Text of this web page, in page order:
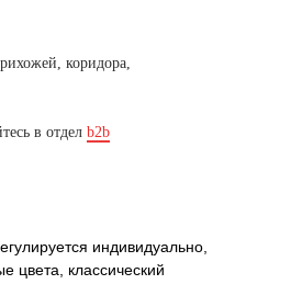
коридора,
в отдел b2b
индивидуально,
цвета, классический